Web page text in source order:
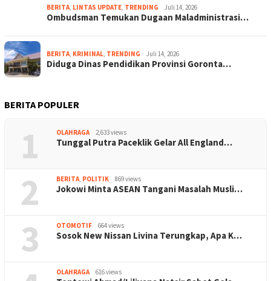
BERITA, LINTAS UPDATE, TRENDING Juli 14, 2026
Ombudsman Temukan Dugaan Maladministrasi…
BERITA, KRIMINAL, TRENDING Juli 14, 2026
Diduga Dinas Pendidikan Provinsi Goronta…
BERITA POPULER
1 OLAHRAGA 2,633 views
Tunggal Putra Paceklik Gelar All England…
2 BERITA, POLITIK 869 views
Jokowi Minta ASEAN Tangani Masalah Musli…
3 OTOMOTIF 664 views
Sosok New Nissan Livina Terungkap, Apa K…
OLAHRAGA 616 views